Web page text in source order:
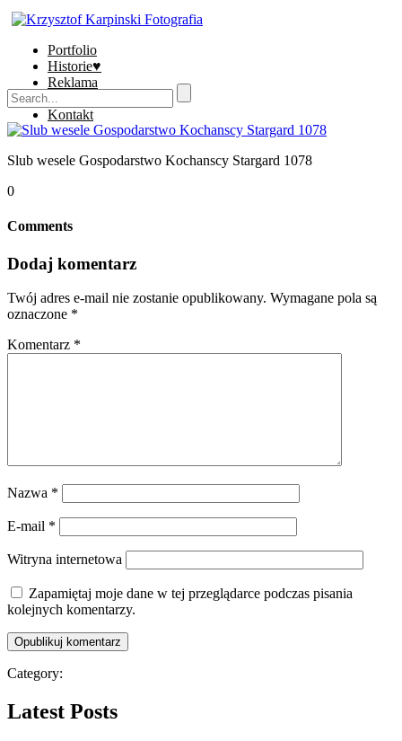
Portfolio
Historie♥
Reklama
Sklep
Kontakt
Slub wesele Gospodarstwo Kochanscy Stargard 1078
0
Comments
Dodaj komentarz
Twój adres e-mail nie zostanie opublikowany. Wymagane pola są
oznaczone *
Komentarz *
Nazwa *
E-mail *
Witryna internetowa
Zapamiętaj moje dane w tej przeglądarce podczas pisania
kolejnych komentarzy.
Category:
Latest Posts